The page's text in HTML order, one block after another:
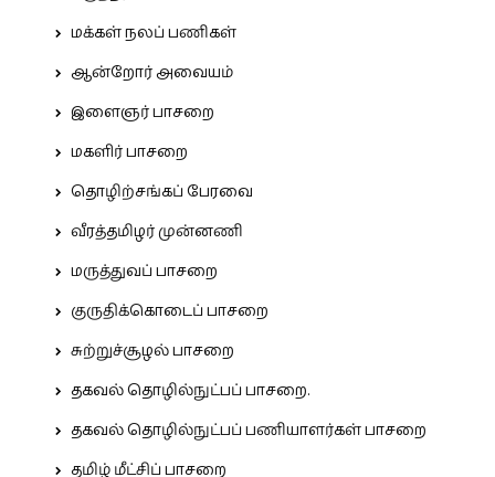
மக்கள் நலப் பணிகள்
ஆன்றோர் அவையம்
இளைஞர் பாசறை
மகளிர் பாசறை
தொழிற்சங்கப் பேரவை
வீரத்தமிழர் முன்னணி
மருத்துவப் பாசறை
குருதிக்கொடைப் பாசறை
சுற்றுச்சூழல் பாசறை
தகவல் தொழில்நுட்பப் பாசறை.
தகவல் தொழில்நுட்பப் பணியாளர்கள் பாசறை
தமிழ் மீட்சிப் பாசறை